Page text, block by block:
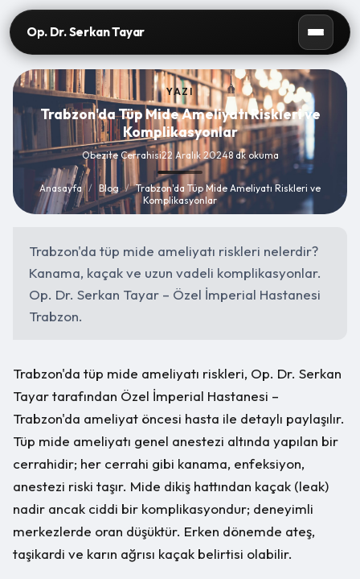
Op. Dr. Serkan Tayar
YAZI
Trabzon'da Tüp Mide Ameliyatı Riskleri ve
Komplikasyonlar
Obezite Cerrahisi22 Aralık 20248 dk okuma
Anasayfa / Blog / Trabzon'da Tüp Mide Ameliyatı Riskleri ve
Komplikasyonlar
Trabzon'da tüp mide ameliyatı riskleri nelerdir?
Kanama, kaçak ve uzun vadeli komplikasyonlar.
Op. Dr. Serkan Tayar – Özel İmperial Hastanesi
Trabzon.
Trabzon'da tüp mide ameliyatı riskleri, Op. Dr. Serkan
Tayar tarafından Özel İmperial Hastanesi –
Trabzon'da ameliyat öncesi hasta ile detaylı paylaşılır.
Tüp mide ameliyatı genel anestezi altında yapılan bir
cerrahidir; her cerrahi gibi kanama, enfeksiyon,
anestezi riski taşır. Mide dikiş hattından kaçak (leak)
nadir ancak ciddi bir komplikasyondur; deneyimli
merkezlerde oran düşüktür. Erken dönemde ateş,
taşikardi ve karın ağrısı kaçak belirtisi olabilir.